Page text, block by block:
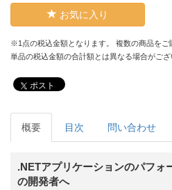
お気に入り
※1点の税込金額となります。 複数の商品をご
単品の税込金額の合計額とは異なる場合がご
ポスト
概要 目次 問い合わせ
.NETアプリケーションのパフォ
の開発者へ